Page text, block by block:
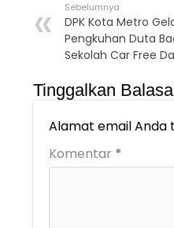
Sebelumnya
DPK Kota Metro
Pengkuhan Duta
Sekolah Car Free
Tinggalkan
Alamat email Anda
Komentar *